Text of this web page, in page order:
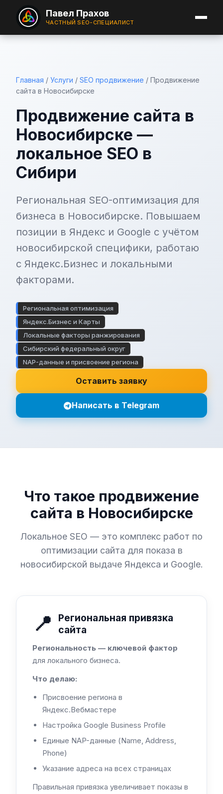
Павел Прахов
ЧАСТНЫЙ SEO-СПЕЦИАЛИСТ
Главная / Услуги / SEO продвижение / Продвижение
сайта в Новосибирске
Продвижение сайта в
Новосибирске —
локальное SEO в
Сибири
Региональная SEO-оптимизация для
бизнеса в Новосибирске. Повышаем
позиции в Яндекс и Google с учётом
новосибирской специфики, работаю
с Яндекс.Бизнес и локальными
факторами.
Региональная оптимизация
Яндекс.Бизнес и Карты
Локальные факторы ранжирования
Сибирский федеральный округ
NAP-данные и присвоение региона
Оставить заявку
Написать в Telegram
Что такое продвижение
сайта в Новосибирске
Локальное SEO — это комплекс работ по
оптимизации сайта для показа в
новосибирской выдаче Яндекса и Google.
📍
Региональная привязка
сайта
Региональность — ключевой фактор
для локального бизнеса.
Что делаю:
Присвоение региона в
Яндекс.Вебмастере
Настройка Google Business Profile
Единые NAP-данные (Name, Address,
Phone)
Указание адреса на всех страницах
Правильная привязка увеличивает показы в